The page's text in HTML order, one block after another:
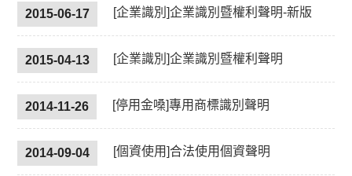
2015-06-17 [企業識別]企業識別暨權利聲明-新版
2015-04-13 [企業識別]企業識別暨權利聲明
2014-11-26 [停用金嗓]專用商標識別聲明
2014-09-04 [個資使用]合法使用個資聲明